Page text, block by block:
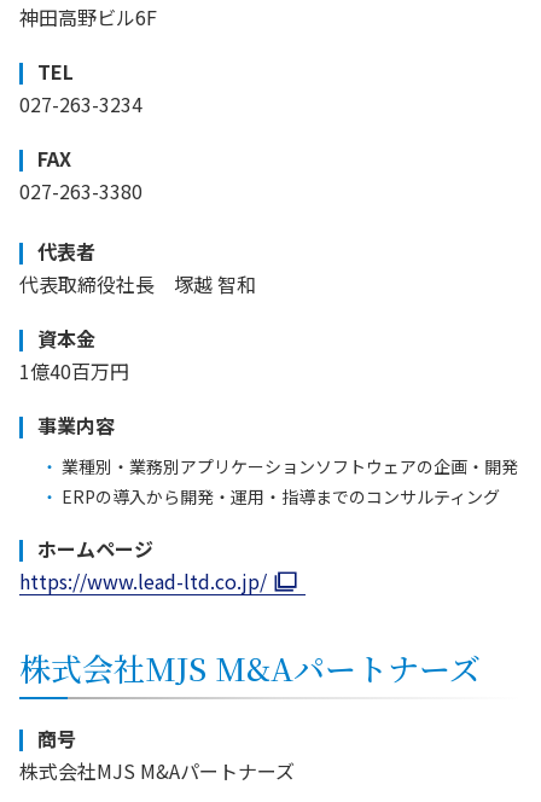
神田高野ビル6F
TEL
027-263-3234
FAX
027-263-3380
代表者
代表取締役社長 塚越 智和
資本金
1億40百万円
事業内容
業種別・業務別アプリケーションソフトウェアの企画・開発
ERPの導入から開発・運用・指導までのコンサルティング
ホームページ
https://www.lead-ltd.co.jp/
株式会社MJS M&Aパートナーズ
商号
株式会社MJS M&Aパートナーズ